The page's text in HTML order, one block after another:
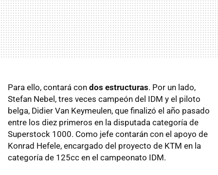
Para ello, contará con dos estructuras. Por un lado,
Stefan Nebel, tres veces campeón del IDM y el piloto
belga, Didier Van Keymeulen, que finalizó el año pasado
entre los diez primeros en la disputada categoría de
Superstock 1000. Como jefe contarán con el apoyo de
Konrad Hefele, encargado del proyecto de KTM en la
categoría de 125cc en el campeonato IDM.